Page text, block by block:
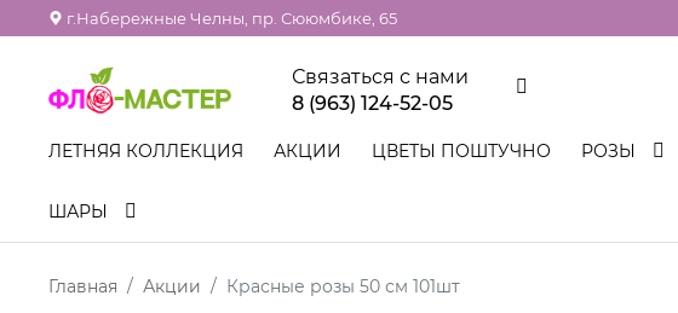
г.Набережные Челны, пр. Сююмбике, 65
Связаться с нами
8 (963) 124-52-05
ЛЕТНЯЯ КОЛЛЕКЦИЯ АКЦИИ ЦВЕТЫ ПОШТУЧНО РОЗЫ
ШАРЫ
Главная Акции Красные розы 50 см 101шт